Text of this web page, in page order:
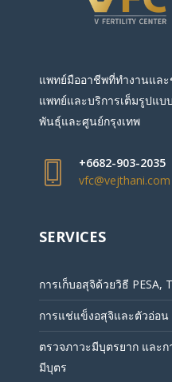
แพทย์มืออาชีพที่ทำงานและ
แพทย์และบริการเต็มรูปแบ
พันธุ์และศูนย์กรุงเทพ
+6682-903-2035
vfc@vejthani.com
SERVICES
การเก็บอสุจิด้วยวิธี PESA,
การแช่แข็งอสุจิและตัวอ่อน
ตรวจภาวะมีบุตรยาก และก
มีบุตร